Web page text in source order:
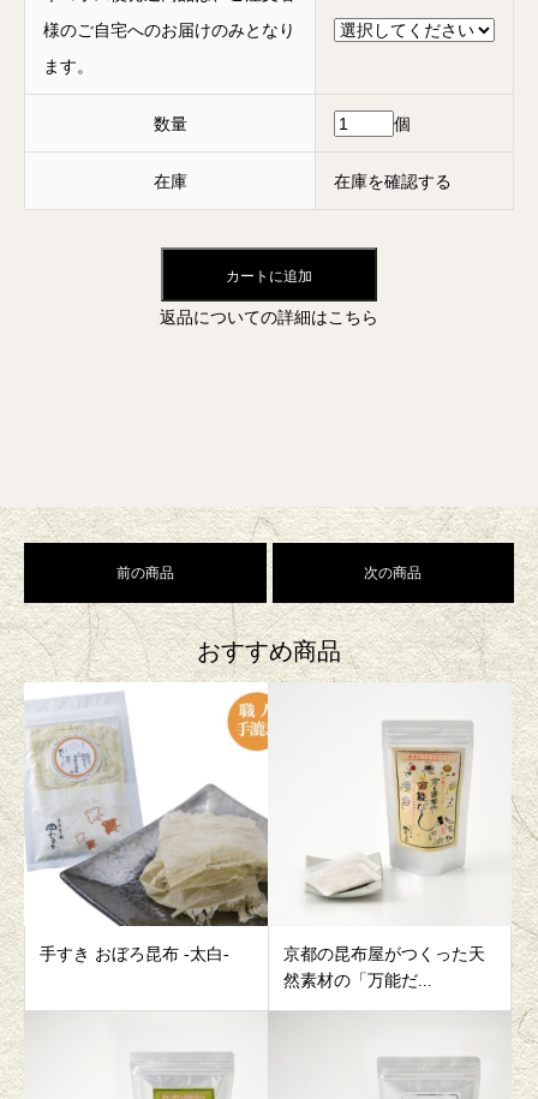
様のご自宅へのお届けのみとなり
ます。
数量 個
在庫 在庫を確認する
カートに追加
返品についての詳細はこちら
前の商品 次の商品
おすすめ商品
手すき おぼろ昆布 -太白-
京都の昆布屋がつくった天
然素材の「万能だ...